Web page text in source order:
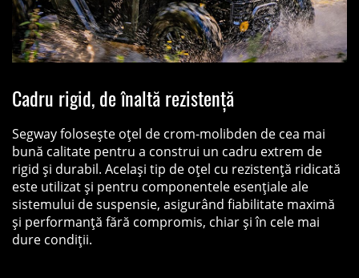
Cadru rigid, de înaltă rezistență
Segway folosește oțel de crom-molibden de cea mai
bună calitate pentru a construi un cadru extrem de
rigid și durabil. Același tip de oțel cu rezistență ridicată
este utilizat și pentru componentele esențiale ale
sistemului de suspensie, asigurând fiabilitate maximă
și performanță fără compromis, chiar și în cele mai
dure condiții.